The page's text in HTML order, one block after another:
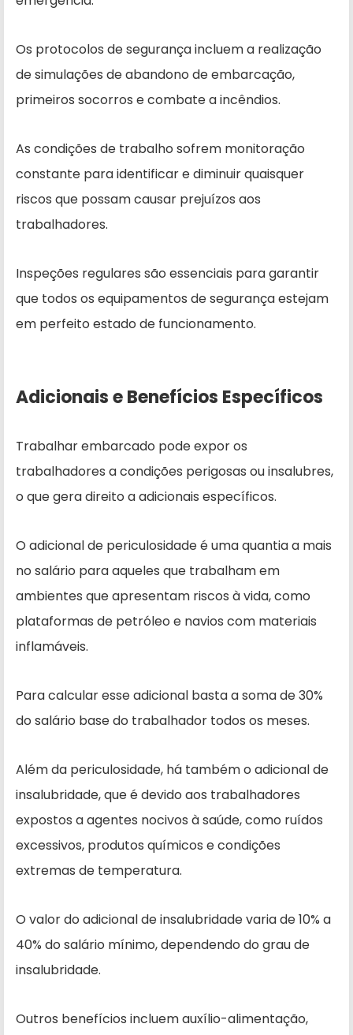
Os protocolos de segurança incluem a realização
de simulações de abandono de embarcação,
primeiros socorros e combate a incêndios.
As condições de trabalho sofrem monitoração
constante para identificar e diminuir quaisquer
riscos que possam causar prejuízos aos
trabalhadores.
Inspeções regulares são essenciais para garantir
que todos os equipamentos de segurança estejam
em perfeito estado de funcionamento.
Adicionais e Benefícios Específicos
Trabalhar embarcado pode expor os
trabalhadores a condições perigosas ou insalubres,
o que gera direito a adicionais específicos.
O adicional de periculosidade é uma quantia a mais
no salário para aqueles que trabalham em
ambientes que apresentam riscos à vida, como
plataformas de petróleo e navios com materiais
inflamáveis.
Para calcular esse adicional basta a soma de 30%
do salário base do trabalhador todos os meses.
Além da periculosidade, há também o adicional de
insalubridade, que é devido aos trabalhadores
expostos a agentes nocivos à saúde, como ruídos
excessivos, produtos químicos e condições
extremas de temperatura.
O valor do adicional de insalubridade varia de 10% a
40% do salário mínimo, dependendo do grau de
insalubridade.
Outros benefícios incluem auxílio-alimentação,